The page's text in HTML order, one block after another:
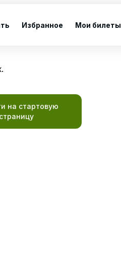
Избранное Мои билеты
на стартовую
страницу